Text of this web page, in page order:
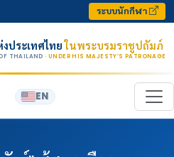
ระบบนักกีฬา
ประเทศไทยในพระบรมราชูปถัมภ์
THAILAND · UNDER HIS MAJESTY’S PATRONAGE
EN